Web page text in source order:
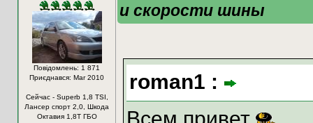
Повідомлень: 1 871
Приєднався: Mar 2010
Сейчас - Superb 1,8 TSI,
Лансер спорт 2,0, Шкода
Октавия 1,8Т ГБО
и скорости шины
roman1 :
Всем привет